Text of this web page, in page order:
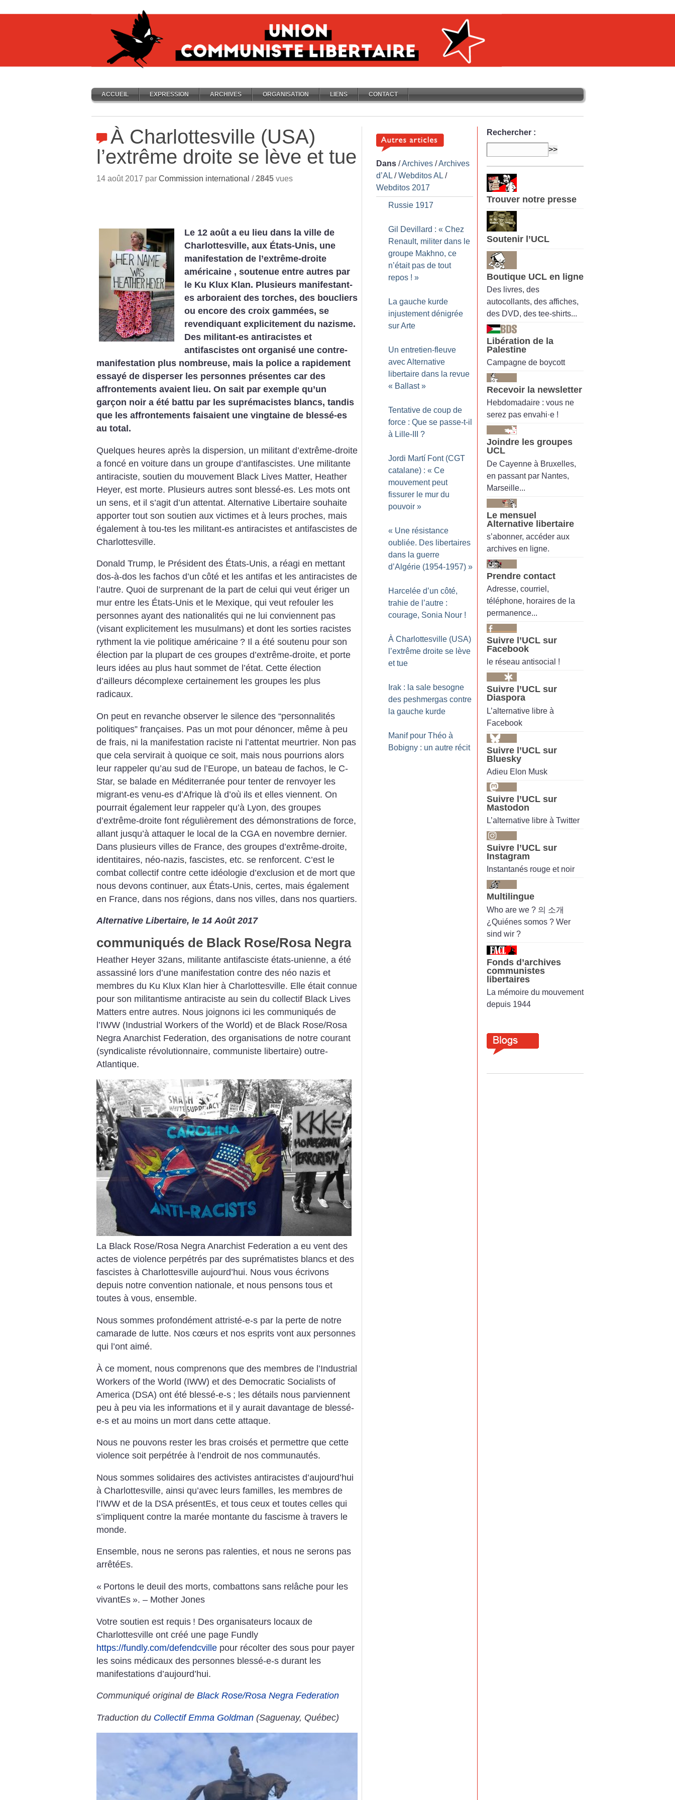
ACCUEIL EXPRESSION ARCHIVES ORGANISATION LIENS CONTACT
À Charlottesville (USA)
l’extrême droite se lève et tue
14 août 2017 par Commission international /2845 vues
Le 12 août a eu lieu dans la ville de
Charlottesville, aux États-Unis, une
manifestation de l’extrême-droite
américaine , soutenue entre autres par
le Ku Klux Klan. Plusieurs manifestant-
es arboraient des torches, des boucliers
ou encore des croix gammées, se
revendiquant explicitement du nazisme.
Des militant-es antiracistes et
antifascistes ont organisé une contre-
manifestation plus nombreuse, mais la police a rapidement
essayé de disperser les personnes présentes car des
affrontements avaient lieu. On sait par exemple qu’un
garçon noir a été battu par les suprémacistes blancs, tandis
que les affrontements faisaient une vingtaine de blessé-es
au total.
Quelques heures après la dispersion, un militant d’extrême-droite
a foncé en voiture dans un groupe d’antifascistes. Une militante
antiraciste, soutien du mouvement Black Lives Matter, Heather
Heyer, est morte. Plusieurs autres sont blessé-es. Les mots ont
un sens, et il s’agit d’un attentat. Alternative Libertaire souhaite
apporter tout son soutien aux victimes et à leurs proches, mais
également à tou-tes les militant-es antiracistes et antifascistes de
Charlottesville.
Donald Trump, le Président des États-Unis, a réagi en mettant
dos-à-dos les fachos d’un côté et les antifas et les antiracistes de
l’autre. Quoi de surprenant de la part de celui qui veut ériger un
mur entre les États-Unis et le Mexique, qui veut refouler les
personnes ayant des nationalités qui ne lui conviennent pas
(visant explicitement les musulmans) et dont les sorties racistes
rythment la vie politique américaine ? Il a été soutenu pour son
élection par la plupart de ces groupes d’extrême-droite, et porte
leurs idées au plus haut sommet de l’état. Cette élection
d’ailleurs décomplexe certainement les groupes les plus
radicaux.
On peut en revanche observer le silence des “personnalités
politiques” françaises. Pas un mot pour dénoncer, même à peu
de frais, ni la manifestation raciste ni l’attentat meurtrier. Non pas
que cela servirait à quoique ce soit, mais nous pourrions alors
leur rappeler qu’au sud de l’Europe, un bateau de fachos, le C-
Star, se balade en Méditerranée pour tenter de renvoyer les
migrant-es venu-es d’Afrique là d’où ils et elles viennent. On
pourrait également leur rappeler qu’à Lyon, des groupes
d’extrême-droite font régulièrement des démonstrations de force,
allant jusqu’à attaquer le local de la CGA en novembre dernier.
Dans plusieurs villes de France, des groupes d’extrême-droite,
identitaires, néo-nazis, fascistes, etc. se renforcent. C’est le
combat collectif contre cette idéologie d’exclusion et de mort que
nous devons continuer, aux États-Unis, certes, mais également
en France, dans nos régions, dans nos villes, dans nos quartiers.
Alternative Libertaire, le 14 Août 2017
communiqués de Black Rose/Rosa Negra
Heather Heyer 32ans, militante antifasciste états-unienne, a été
assassiné lors d’une manifestation contre des néo nazis et
membres du Ku Klux Klan hier à Charlottesville. Elle était connue
pour son militantisme antiraciste au sein du collectif Black Lives
Matters entre autres. Nous joignons ici les communiqués de
l’IWW (Industrial Workers of the World) et de Black Rose/Rosa
Negra Anarchist Federation, des organisations de notre courant
(syndicaliste révolutionnaire, communiste libertaire) outre-
Atlantique.
La Black Rose/Rosa Negra Anarchist Federation a eu vent des
actes de violence perpétrés par des suprématistes blancs et des
fascistes à Charlottesville aujourd’hui. Nous vous écrivons
depuis notre convention nationale, et nous pensons tous et
toutes à vous, ensemble.
Nous sommes profondément attristé-e-s par la perte de notre
camarade de lutte. Nos cœurs et nos esprits vont aux personnes
qui l’ont aimé.
À ce moment, nous comprenons que des membres de l’Industrial
Workers of the World (IWW) et des Democratic Socialists of
America (DSA) ont été blessé-e-s ; les détails nous parviennent
peu à peu via les informations et il y aurait davantage de blessé-
e-s et au moins un mort dans cette attaque.
Nous ne pouvons rester les bras croisés et permettre que cette
violence soit perpétrée à l’endroit de nos communautés.
Nous sommes solidaires des activistes antiracistes d’aujourd’hui
à Charlottesville, ainsi qu’avec leurs familles, les membres de
l’IWW et de la DSA présentEs, et tous ceux et toutes celles qui
s’impliquent contre la marée montante du fascisme à travers le
monde.
Ensemble, nous ne serons pas ralenties, et nous ne serons pas
arrêtéEs.
« Portons le deuil des morts, combattons sans relâche pour les
vivantEs ». – Mother Jones
Votre soutien est requis ! Des organisateurs locaux de
Charlottesville ont créé une page Fundly
https://fundly.com/defendcville pour récolter des sous pour payer
les soins médicaux des personnes blessé-e-s durant les
manifestations d’aujourd’hui.
Communiqué original de Black Rose/Rosa Negra Federation
Traduction du Collectif Emma Goldman (Saguenay, Québec)
Dans /Archives /Archives
d’AL /Webditos AL /
Webditos 2017
Russie 1917
Gil Devillard : « Chez
Renault, militer dans le
groupe Makhno, ce
n’était pas de tout
repos ! »
La gauche kurde
injustement dénigrée
sur Arte
Un entretien-fleuve
avec Alternative
libertaire dans la revue
« Ballast »
Tentative de coup de
force : Que se passe-t-il
à Lille-III
?
Jordi Martí Font (CGT
catalane) : « Ce
mouvement peut
fissurer le mur du
pouvoir »
« Une résistance
oubliée. Des libertaires
dans la guerre
d’Algérie (1954-1957) »
Harcelée d’un côté,
trahie de l’autre :
courage, Sonia Nour !
À Charlottesville (USA)
l’extrême droite se lève
et tue
Irak : la sale besogne
des peshmergas contre
la gauche kurde
Manif pour Théo à
Bobigny : un autre récit
Rechercher :
Trouver notre presse
Soutenir l’UCL
Boutique UCL en ligne
Des livres, des
autocollants, des affiches,
des DVD, des tee-shirts...
Libération de la
Palestine
Campagne de boycott
Recevoir la newsletter
Hebdomadaire : vous ne
serez pas envahi·e !
Joindre les groupes
UCL
De Cayenne à Bruxelles,
en passant par Nantes,
Marseille...
Le mensuel
Alternative libertaire
s’abonner, accéder aux
archives en ligne.
Prendre contact
Adresse, courriel,
téléphone, horaires de la
permanence...
Suivre l’UCL sur
Facebook
le réseau antisocial !
Suivre l’UCL sur
Diaspora
L’alternative libre à
Facebook
Suivre l’UCL sur
Bluesky
Adieu Elon Musk
Suivre l’UCL sur
Mastodon
L’alternative libre à Twitter
Suivre l’UCL sur
Instagram
Instantanés rouge et noir
Multilingue
Who are we ? 의 소개
¿Quiénes somos ? Wer
sind wir ?
Fonds d’archives
communistes
libertaires
La mémoire du mouvement
depuis 1944